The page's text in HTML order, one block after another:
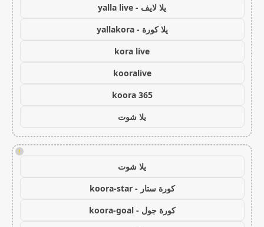
يلا لايف - yalla live
يلا كورة - yallakora
kora live
kooralive
koora 365
يلا شوت
!
يلا شوت
كورة ستار - koora-star
كورة جول - koora-goal